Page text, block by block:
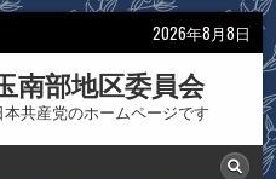
2026年8月8日
南部地区委員会
共産党のホームページです